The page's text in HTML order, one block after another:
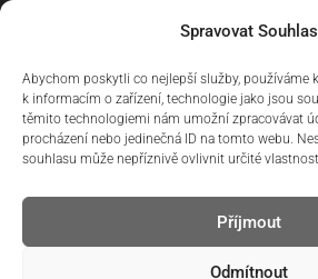
Spravovat Souhlas
Abychom poskytli co nejlepší služby, používáme
k informacím o zařízení, technologie jako jsou
těmito technologiemi nám umožní zpracovávat
procházení nebo jedinečná ID na tomto webu.
souhlasu může nepříznivě ovlivnit určité
Příjmout
Odmítnout
Doprava Reklamační řád